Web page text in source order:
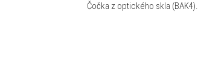
Čočka z optického skla (BAK4).